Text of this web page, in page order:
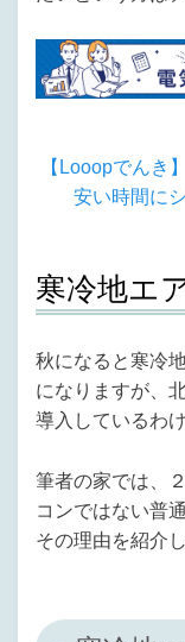
【Looopでんき
安い時間に
寒冷地エ
秋になると寒冷
になりますが、
導入しているわ
筆者の家では、
コンではない普
その理由を紹介